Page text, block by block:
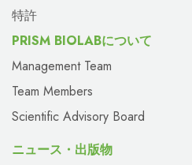
特許
PRISM BIOLABについて
Management Team
Team Members
Scientific Advisory Board
ニュース・出版物